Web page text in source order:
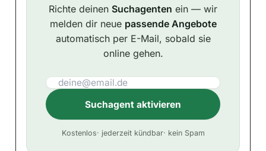
Richte deinen Suchagenten ein — wir
melden dir neue passende Angebote
automatisch per E-Mail, sobald sie
online gehen.
Suchagent aktivieren
Kostenlos· jederzeit kündbar· kein Spam